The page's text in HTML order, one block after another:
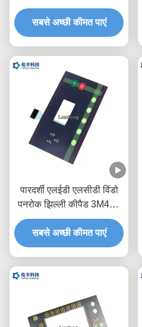
सबसे अच्छी कीमत पाएं
पारदर्शी एलईडी एलसीडी विंडो
पनरोक झिल्ली कीपैड 3M468
चिपकने वाला
सबसे अच्छी कीमत पाएं